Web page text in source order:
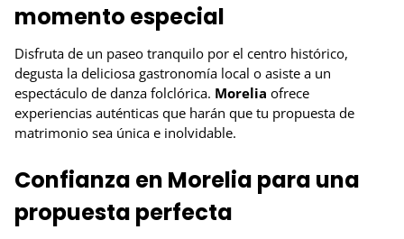
momento especial
Disfruta de un paseo tranquilo por el centro histórico,
degusta la deliciosa gastronomía local o asiste a un
espectáculo de danza folclórica. Morelia ofrece
experiencias auténticas que harán que tu propuesta de
matrimonio sea única e inolvidable.
Confianza en Morelia para una
propuesta perfecta